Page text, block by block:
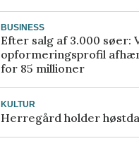
BUSINESS
Efter salg af 3.000 søer:
opformeringsprofil
for 85 millioner
KULTUR
Herregård holder